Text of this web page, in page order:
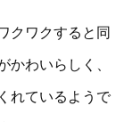
クワクすると同
わいらしく、
れているようで